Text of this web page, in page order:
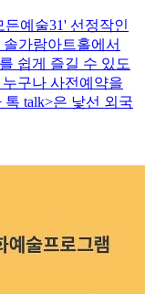
예술31' 선정작인
가람아트홀에서
쉽게 즐길 수 있도
구나 사전예약을
talk>은 낯선 외국